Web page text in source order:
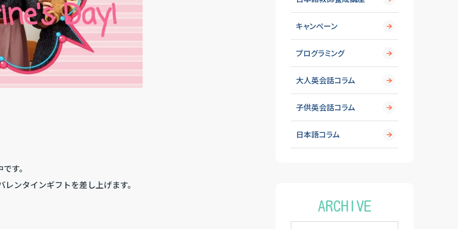
す。
ンタインギフトを差し上げます。
キャンペーン
プログラミング
大人英会話コラム
子供英会話コラム
日本語コラム
ARCHIVE